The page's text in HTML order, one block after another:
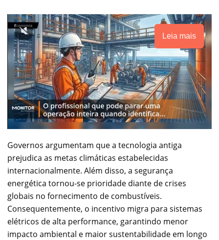
Leia mais
Governos argumentam que a tecnologia antiga
prejudica as metas climáticas estabelecidas
internacionalmente. Além disso, a segurança
energética tornou-se prioridade diante de crises
globais no fornecimento de combustíveis.
Consequentemente, o incentivo migra para sistemas
elétricos de alta performance, garantindo menor
impacto ambiental e maior sustentabilidade em longo